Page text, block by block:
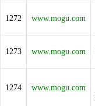
1272 www.mogu.com
1273 www.mogu.com
1274 www.mogu.com